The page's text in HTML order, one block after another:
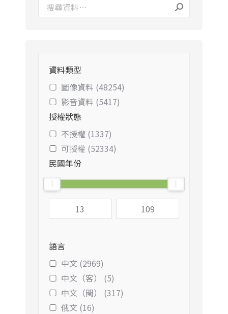
資料類型
圖像資料 (48254)
影音資料 (5417)
授權狀態
不授權 (1337)
可授權 (52334)
民國年份
語言
中文 (2969)
中文（客） (5)
中文（閩） (317)
俄文 (16)